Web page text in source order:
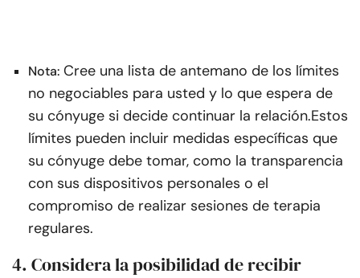
Nota: Cree una lista de antemano de los límites
no negociables para usted y lo que espera de
su cónyuge si decide continuar la relación.Estos
límites pueden incluir medidas específicas que
su cónyuge debe tomar, como la transparencia
con sus dispositivos personales o el
compromiso de realizar sesiones de terapia
regulares.
4. Considera la posibilidad de recibir